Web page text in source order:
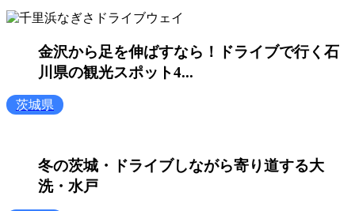
金沢から足を伸ばすなら！ドライブで行く石
川県の観光スポット4...
茨城県
冬の茨城・ドライブしながら寄り道する大
洗・水戸